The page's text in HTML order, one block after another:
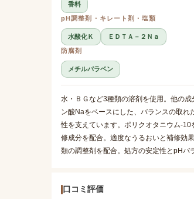
香料
pH調整剤・キレート剤・塩類
水酸化Ｋ
ＥＤＴＡ－２Ｎａ
防腐剤
メチルパラベン
水・ＢＧなど3種類の溶剤を使用。他の
ン酸Naをベースにした、バランスの取
性を支えています。ポリクオタニウム-
修成分を配合。適度なうるおいと補修効
類の調整剤を配合。処方の安定性とpHバ
口コミ評価